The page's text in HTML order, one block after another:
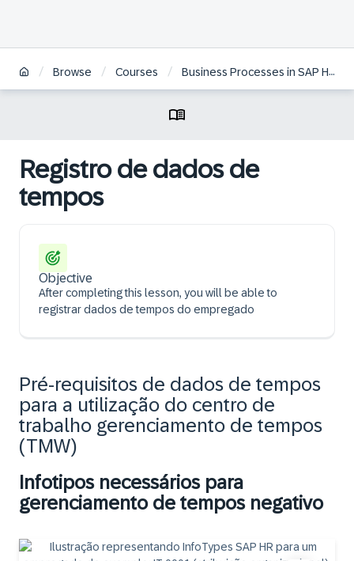
/ Browse / Courses / Business Processes in SAP HCM on S/4HANA | BR
Registro de dados de
tempos
Objective
After completing this lesson, you will be able to
registrar dados de tempos do empregado
Pré-requisitos de dados de tempos
para a utilização do centro de
trabalho gerenciamento de tempos
(TMW)
Infotipos necessários para
gerenciamento de tempos negativo